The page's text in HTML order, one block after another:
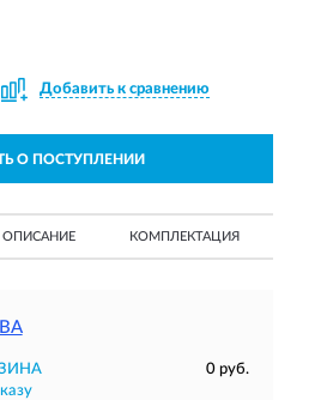
Добавить к сравнению
О ПОСТУПЛЕНИИ
ОПИСАНИЕ КОМПЛЕКТАЦИЯ
0 руб.